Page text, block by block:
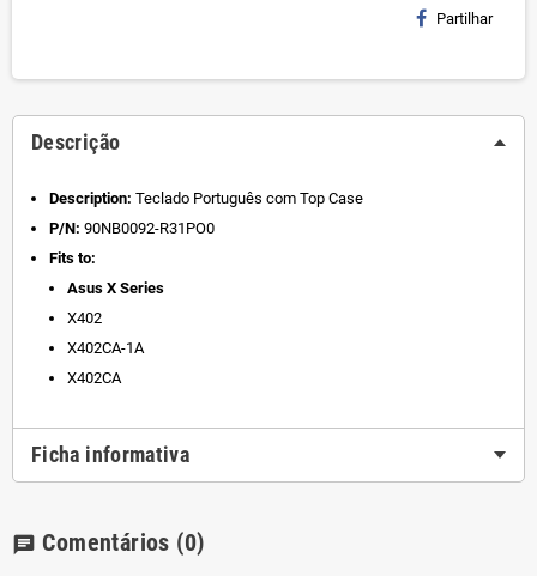
Partilhar
Descrição
Description: Teclado Português com Top Case
P/N: 90NB0092-R31PO0
Fits to:
Asus X Series
X402
X402CA-1A
X402CA
Ficha informativa
chat Comentários (0)